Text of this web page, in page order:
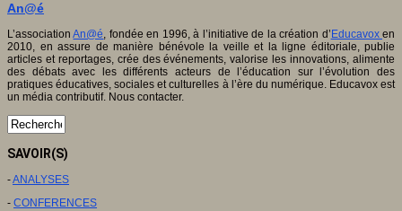
An@é
L’associationAn@é, fondée en 1996, à l’initiative de la création d’ Educavoxen
2010, en assure de manière bénévole la veille et la ligne éditoriale, publie
articles et reportages, crée des événements, valorise les innovations, alimente
des débats avec les différents acteurs de l’éducation sur l’évolution des
pratiques éducatives, sociales et culturelles à l’ère du numérique. Educavox est
un média contributif. Nous contacter.
SAVOIR(S)
-ANALYSES
- CONFERENCES